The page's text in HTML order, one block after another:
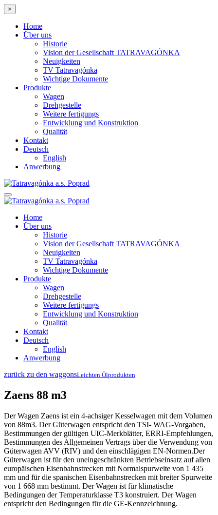
×
Home
Über uns
Historie
Vision der Gesellschaft TATRAVAGÓNKA
Neuigkeiten
TV Tatravagónka
Wichtige Dokumente
Produkte
Wagen
Drehgestelle
Weitere fertigungs
Entwicklung und Konstruktion
Qualität
Kontakt
Deutsch
English
Anwerbung
Home
Über uns
Historie
Vision der Gesellschaft TATRAVAGÓNKA
Neuigkeiten
TV Tatravagónka
Wichtige Dokumente
Produkte
Wagen
Drehgestelle
Weitere fertigungs
Entwicklung und Konstruktion
Qualität
Kontakt
Deutsch
English
Anwerbung
zurück zu den waggonsLeichten Ölprodukten
Zaens 88 m3
Der Wagen Zaens ist ein 4-achsiger Kesselwagen mit dem Volumen
von 88m3. Der Güterwagen entspricht den TSI- WAG-Vorgaben,
Bestimmungen der gültigen UIC-Merkblätter, ERRI-Empfehlungen,
Bestimmungen des Allgemeinen Vertrags über die Verwendung von
Güterwagen AVV (RIV) und den einschlägigen EN-Normen.Der
Güterwagen ist für den uneingeschränkten Betriebseinsatz auf allen
europäischen Eisenbahnstrecken mit Normalspurweite von 1 435
mm und für die spanischen Eisenbahnstrecken mit breiter Spurweite
von 1 668 mm bestimmt. Der Wagen ist für klimatische
Bedingungen der Temperaturklasse T3 konstruiert. Der Wagen
entspricht den Bedingungen für die GE-Kennzeichnung.